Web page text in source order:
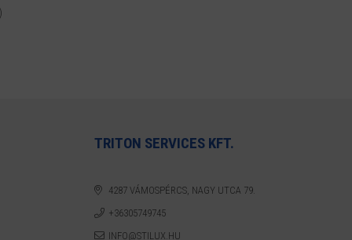
TRITON SERVICES KFT.
4287 VÁMOSPÉRCS, NAGY UTCA 79.
+36305749745
INFO@STILUX.HU